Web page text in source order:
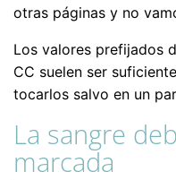
otras páginas y no
Los valores prefijados
CC suelen ser
tocarlos salvo en un
La sangre
marcada